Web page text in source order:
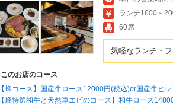
ランチ1600～
60席
気軽なランチ・
このお店のコース
【蜂コース】国産牛ロース12000円(税込)or国産牛ヒ
【蜂特選和牛と天然車エビのコース】和牛ロース